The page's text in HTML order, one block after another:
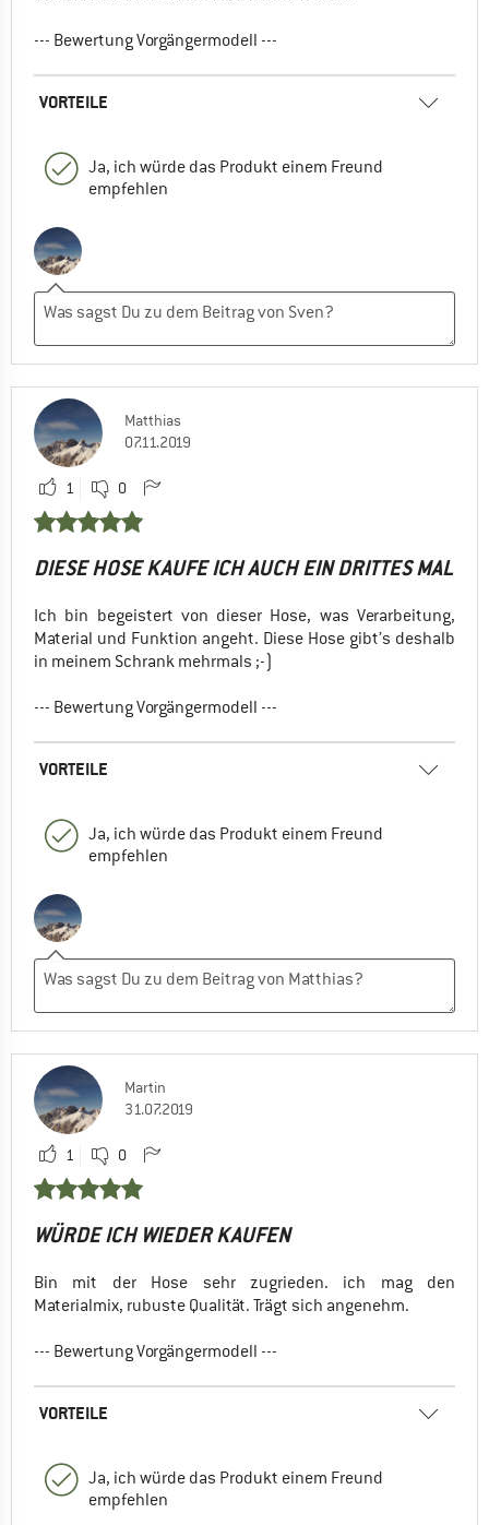
--- Bewertung Vorgängermodell ---
VORTEILE
Ja, ich würde das Produkt einem Freund
empfehlen
Matthias
07.11.2019
1 0
DIESE HOSE KAUFE ICH AUCH EIN DRITTES MAL
Ich bin begeistert von dieser Hose, was Verarbeitung,
Material und Funktion angeht. Diese Hose gibt’s deshalb
in meinem Schrank mehrmals ;-)
--- Bewertung Vorgängermodell ---
VORTEILE
Ja, ich würde das Produkt einem Freund
empfehlen
Martin
31.07.2019
1 0
WÜRDE ICH WIEDER KAUFEN
Bin mit der Hose sehr zugrieden. ich mag den
Materialmix, rubuste Qualität. Trägt sich angenehm.
--- Bewertung Vorgängermodell ---
VORTEILE
Ja, ich würde das Produkt einem Freund
empfehlen